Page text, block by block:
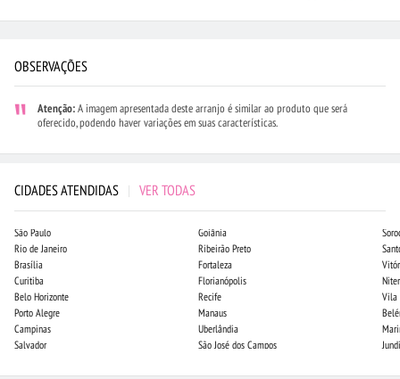
OBSERVAÇÕES
Atenção:A imagem apresentada deste arranjo é similar ao produto que será
oferecido, podendo haver variações em suas características.
CIDADES ATENDIDAS | VER TODAS
São Paulo
Rio de Janeiro
Brasília
Curitiba
Belo Horizonte
Porto Alegre
Campinas
Salvador
Goiânia
Ribeirão Preto
Fortaleza
Florianópolis
Recife
Manaus
Uberlândia
São José dos Campos
Vila